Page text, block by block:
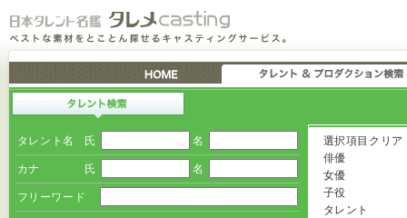
タレント名 氏 名
カナ 氏 名
フリーワード
選択項目クリア
俳優
女優
子役
タレント